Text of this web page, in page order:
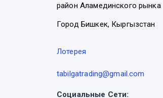
район Аламединского рынка
Город Бишкек, Кыргызстан
Лотерея
tabilgatrading@gmail.com
Социальные Сети: